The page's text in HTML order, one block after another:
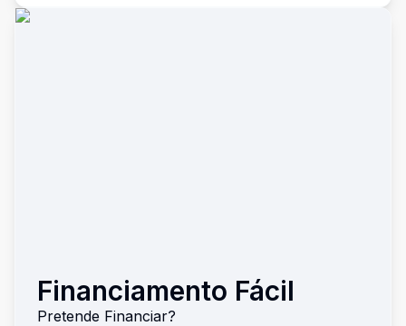
Financiamento Fácil
Pretende Financiar?